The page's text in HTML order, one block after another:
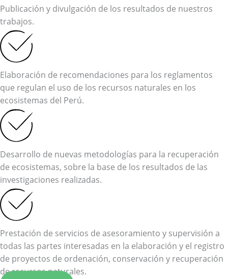
Publicación y divulgación de los resultados de nuestros
trabajos.
Elaboración de recomendaciones para los reglamentos
que regulan el uso de los recursos naturales en los
ecosistemas del Perú.
Desarrollo de nuevas metodologías para la recuperación
de ecosistemas, sobre la base de los resultados de las
investigaciones realizadas.
Prestación de servicios de asesoramiento y supervisión a
todas las partes interesadas en la elaboración y el registro
de proyectos de ordenación, conservación y recuperación
de recursos naturales.